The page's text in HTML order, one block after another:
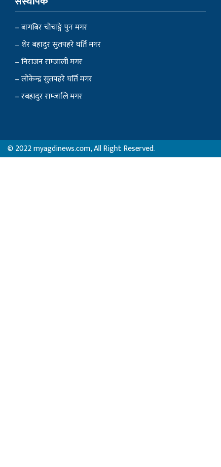
– बागबिर चोचाङ्गे पुन मगर
– शेर बहादुर सुतपहरे घर्ति मगर
– निराजन राम्जाली मगर
– लोकेन्द्र सुतपहरे घर्ति मगर
– रबहादुर राम्जालि मगर
© 2022 myagdinews.com, All Right Reserved.